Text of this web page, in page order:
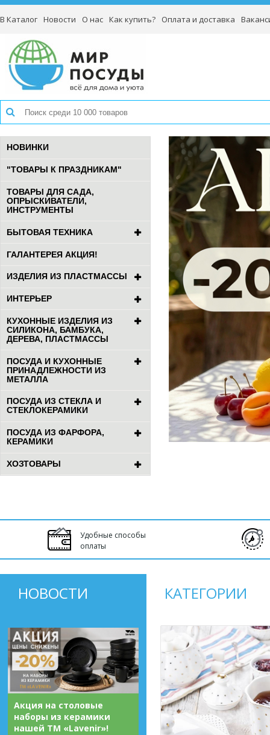
В Каталог Новости О нас Как купить? Оплата и доставка
НОВИНКИ
"ТОВАРЫ К ПРАЗДНИКАМ"
ТОВАРЫ ДЛЯ САДА,
ОПРЫСКИВАТЕЛИ,
ИНСТРУМЕНТЫ
БЫТОВАЯ ТЕХНИКА
ГАЛАНТЕРЕЯ АКЦИЯ!
ИЗДЕЛИЯ ИЗ ПЛАСТМАССЫ
ИНТЕРЬЕР
КУХОННЫЕ ИЗДЕЛИЯ ИЗ
СИЛИКОНА, БАМБУКА,
ДЕРЕВА, ПЛАСТМАССЫ
ПОСУДА И КУХОННЫЕ
ПРИНАДЛЕЖНОСТИ ИЗ
МЕТАЛЛА
ПОСУДА ИЗ СТЕКЛА И
СТЕКЛОКЕРАМИКИ
ПОСУДА ИЗ ФАРФОРА,
КЕРАМИКИ
ХОЗТОВАРЫ
Удобные способы
оплаты
НОВОСТИ
Акция на столовые
наборы из керамики
нашей ТМ «Lavenir»!
КАТЕГОРИИ